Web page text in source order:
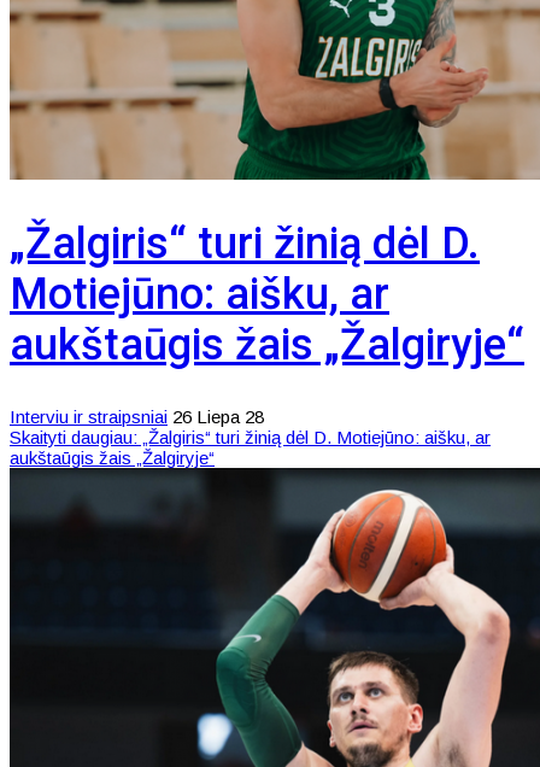
„Žalgiris“ turi žinią dėl D.
Motiejūno: aišku, ar
aukštaūgis žais „Žalgiryje“
Interviu ir straipsniai 26 Liepa 28
Skaityti daugiau: „Žalgiris“ turi žinią dėl D. Motiejūno: aišku, ar
aukštaūgis žais „Žalgiryje“